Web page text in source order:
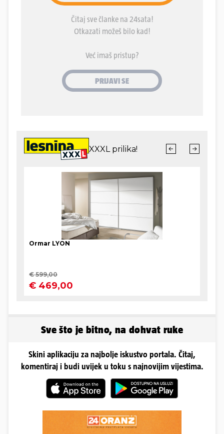
Sve što je bitno, na dohvat ruke
Skini aplikaciju za najbolje iskustvo portala. Čitaj,
komentiraj i budi uvijek u toku s najnovijim vijestima.